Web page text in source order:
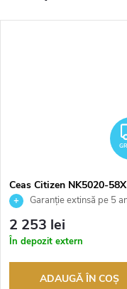
Ceas Citizen NK5020-58X
Garanție extinsă pe 5
Până la 100 de zile pentru
returnarea bunurilor. Vânzător
autorizat
2 253 lei
În depozit extern
ADAUGĂ ÎN COŞ